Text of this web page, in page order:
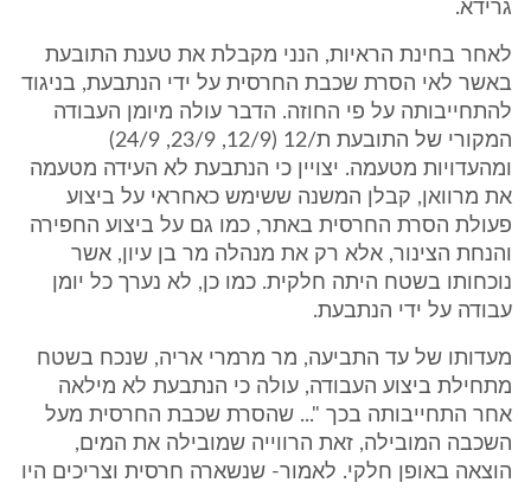
גרידא.
לאחר בחינת הראיות, הנני מקבלת את טענת התובעת
באשר לאי הסרת שכבת החרסית על ידי הנתבעת, בניגוד
להתחייבותה על פי החוזה. הדבר עולה מיומן העבודה
המקורי של התובעת ת/12 (12/9, 23/9, 24/9)
ומהעדויות מטעמה. יצויין כי הנתבעת לא העידה מטעמה
את מרוואן, קבלן המשנה ששימש כאחראי על ביצוע
פעולת הסרת החרסית באתר, כמו גם על ביצוע החפירה
והנחת הצינור, אלא רק את מנהלה מר בן עיון, אשר
נוכחותו בשטח היתה חלקית. כמו כן, לא נערך כל יומן
עבודה על ידי הנתבעת.
מעדותו של עד התביעה, מר מרמרי אריה, שנכח בשטח
מתחילת ביצוע העבודה, עולה כי הנתבעת לא מילאה
אחר התחייבותה בכך "... שהסרת שכבת החרסית מעל
השכבה המובילה, זאת הרווייה שמובילה את המים,
הוצאה באופן חלקי. לאמור- שנשארה חרסית וצריכים היו